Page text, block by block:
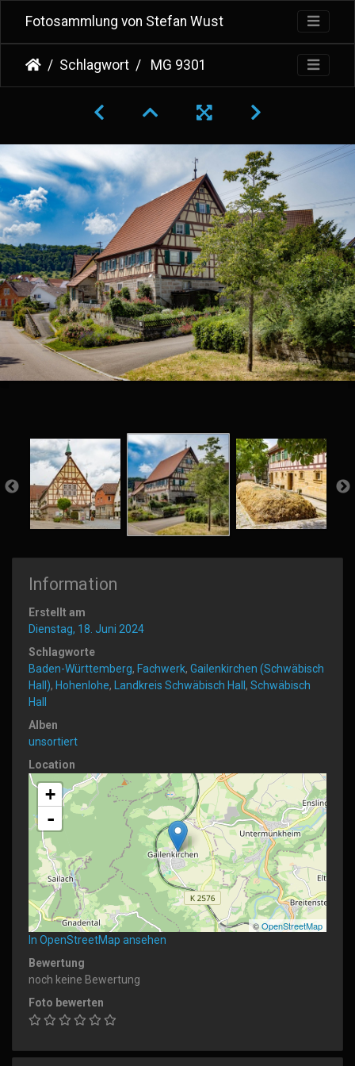
Fotosammlung von Stefan Wust
Schlagwort MG 9301
Information
Erstellt am
Dienstag, 18. Juni 2024
Schlagworte
Baden-Württemberg, Fachwerk, Gailenkirchen (Schwäbisch
Hall), Hohenlohe, Landkreis Schwäbisch Hall , Schwäbisch
Hall
Alben
unsortiert
Location
+
-
©OpenStreetMap
In OpenStreetMap ansehen
Bewertung
noch keine Bewertung
Foto bewerten